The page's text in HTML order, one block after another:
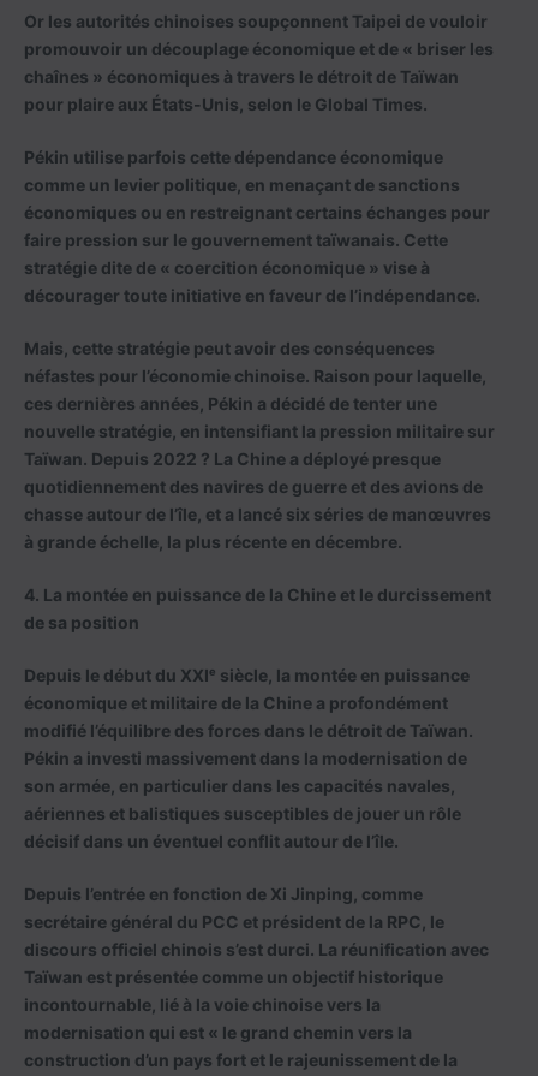
Or les autorités chinoises soupçonnent Taipei de vouloir
promouvoir un découplage économique et de « briser les
chaînes » économiques à travers le détroit de Taïwan
pour plaire aux États-Unis, selon le Global Times.
Pékin utilise parfois cette dépendance économique
comme un levier politique, en menaçant de sanctions
économiques ou en restreignant certains échanges pour
faire pression sur le gouvernement taïwanais. Cette
stratégie dite de « coercition économique » vise à
décourager toute initiative en faveur de l’indépendance.
Mais, cette stratégie peut avoir des conséquences
néfastes pour l’économie chinoise. Raison pour laquelle,
ces dernières années, Pékin a décidé de tenter une
nouvelle stratégie, en intensifiant la pression militaire sur
Taïwan. Depuis 2022 ? La Chine a déployé presque
quotidiennement des navires de guerre et des avions de
chasse autour de l’île, et a lancé six séries de manœuvres
à grande échelle, la plus récente en décembre.
4. La montée en puissance de la Chine et le durcissement
de sa position
Depuis le début du XXIᵉ siècle, la montée en puissance
économique et militaire de la Chine a profondément
modifié l’équilibre des forces dans le détroit de Taïwan.
Pékin a investi massivement dans la modernisation de
son armée, en particulier dans les capacités navales,
aériennes et balistiques susceptibles de jouer un rôle
décisif dans un éventuel conflit autour de l’île.
Depuis l’entrée en fonction de Xi Jinping, comme
secrétaire général du PCC et président de la RPC, le
discours officiel chinois s’est durci. La réunification avec
Taïwan est présentée comme un objectif historique
incontournable, lié à la voie chinoise vers la
modernisation qui est « le grand chemin vers la
construction d’un pays fort et le rajeunissement de la